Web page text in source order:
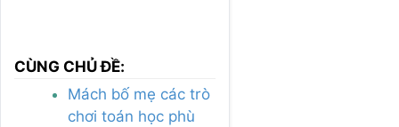
CÙNG CHỦ ĐỀ:
Mách bố mẹ các trò
chơi toán học phù